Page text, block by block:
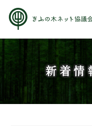
About us
ぎふの木ネット
新着情